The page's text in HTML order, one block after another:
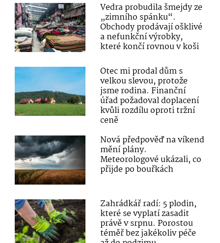
Vedra probudila šmejdy ze
„zimního spánku“.
Obchody prodávají ošklivé
a nefunkční výrobky,
které končí rovnou v koši
Otec mi prodal dům s
velkou slevou, protože
jsme rodina. Finanční
úřad požadoval doplacení
kvůli rozdílu oproti tržní
ceně
Nová předpověď na víkend
mění plány.
Meteorologové ukázali, co
přijde po bouřkách
Zahrádkář radí: 5 plodin,
které se vyplatí zasadit
právě v srpnu. Porostou
téměř bez jakékoliv péče